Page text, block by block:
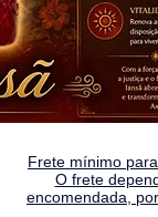
Frete mínimo
O frete
encomendada,